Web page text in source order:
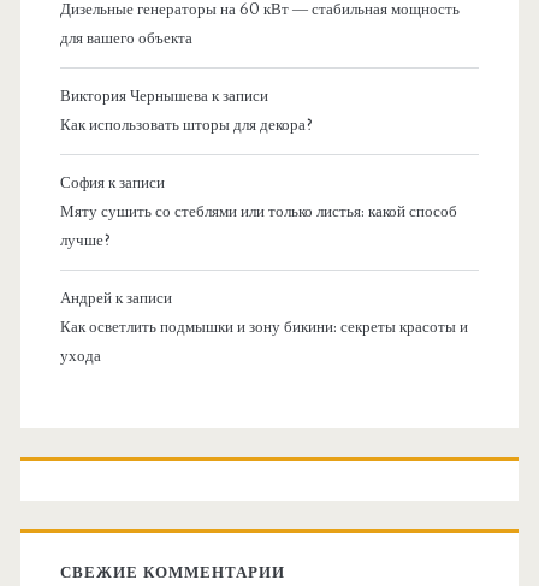
Дизельные генераторы на 60 кВт — стабильная мощность
для вашего объекта
Виктория Чернышевак записи
Как использовать шторы для декора?
Софияк записи
Мяту сушить со стеблями или только листья: какой способ
лучше?
Андрейк записи
Как осветлить подмышки и зону бикини: секреты красоты и
ухода
СВЕЖИЕ КОММЕНТАРИИ